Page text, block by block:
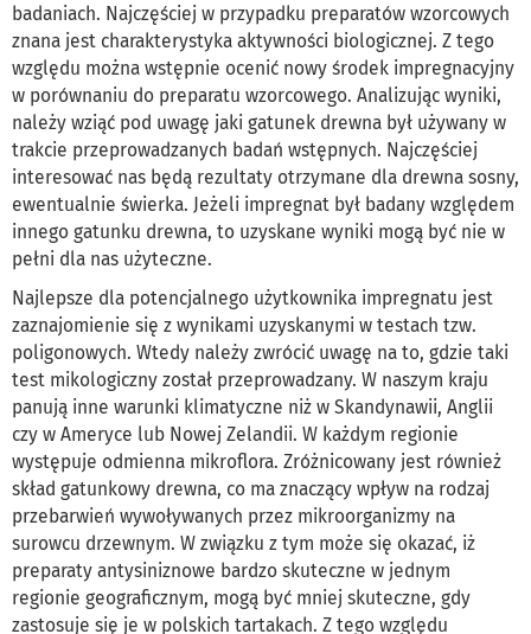
badaniach. Najczęściej w przypadku preparatów wzorcowych
znana jest charakterystyka aktywności biologicznej. Z tego
względu można wstępnie ocenić nowy środek impregnacyjny
w porównaniu do preparatu wzorcowego. Analizując wyniki,
należy wziąć pod uwagę jaki gatunek drewna był używany w
trakcie przeprowadzanych badań wstępnych. Najczęściej
interesować nas będą rezultaty otrzymane dla drewna sosny,
ewentualnie świerka. Jeżeli impregnat był badany względem
innego gatunku drewna, to uzyskane wyniki mogą być nie w
pełni dla nas użyteczne.
Najlepsze dla potencjalnego użytkownika impregnatu jest
zaznajomienie się z wynikami uzyskanymi w testach tzw.
poligonowych. Wtedy należy zwrócić uwagę na to, gdzie taki
test mikologiczny został przeprowadzany. W naszym kraju
panują inne warunki klimatyczne niż w Skandynawii, Anglii
czy w Ameryce lub Nowej Zelandii. W każdym regionie
występuje odmienna mikroflora. Zróżnicowany jest również
skład gatunkowy drewna, co ma znaczący wpływ na rodzaj
przebarwień wywoływanych przez mikroorganizmy na
surowcu drzewnym. W związku z tym może się okazać, iż
preparaty antysiniznowe bardzo skuteczne w jednym
regionie geograficznym, mogą być mniej skuteczne, gdy
zastosuje się je w polskich tartakach. Z tego względu